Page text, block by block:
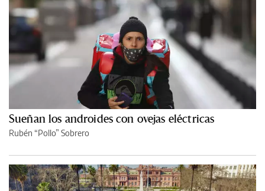
Sueñan los androides con ovejas eléctricas
Rubén “Pollo” Sobrero